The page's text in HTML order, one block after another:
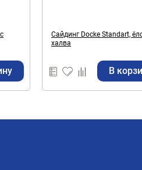
Сайдинг Docke Standart,
халва
В